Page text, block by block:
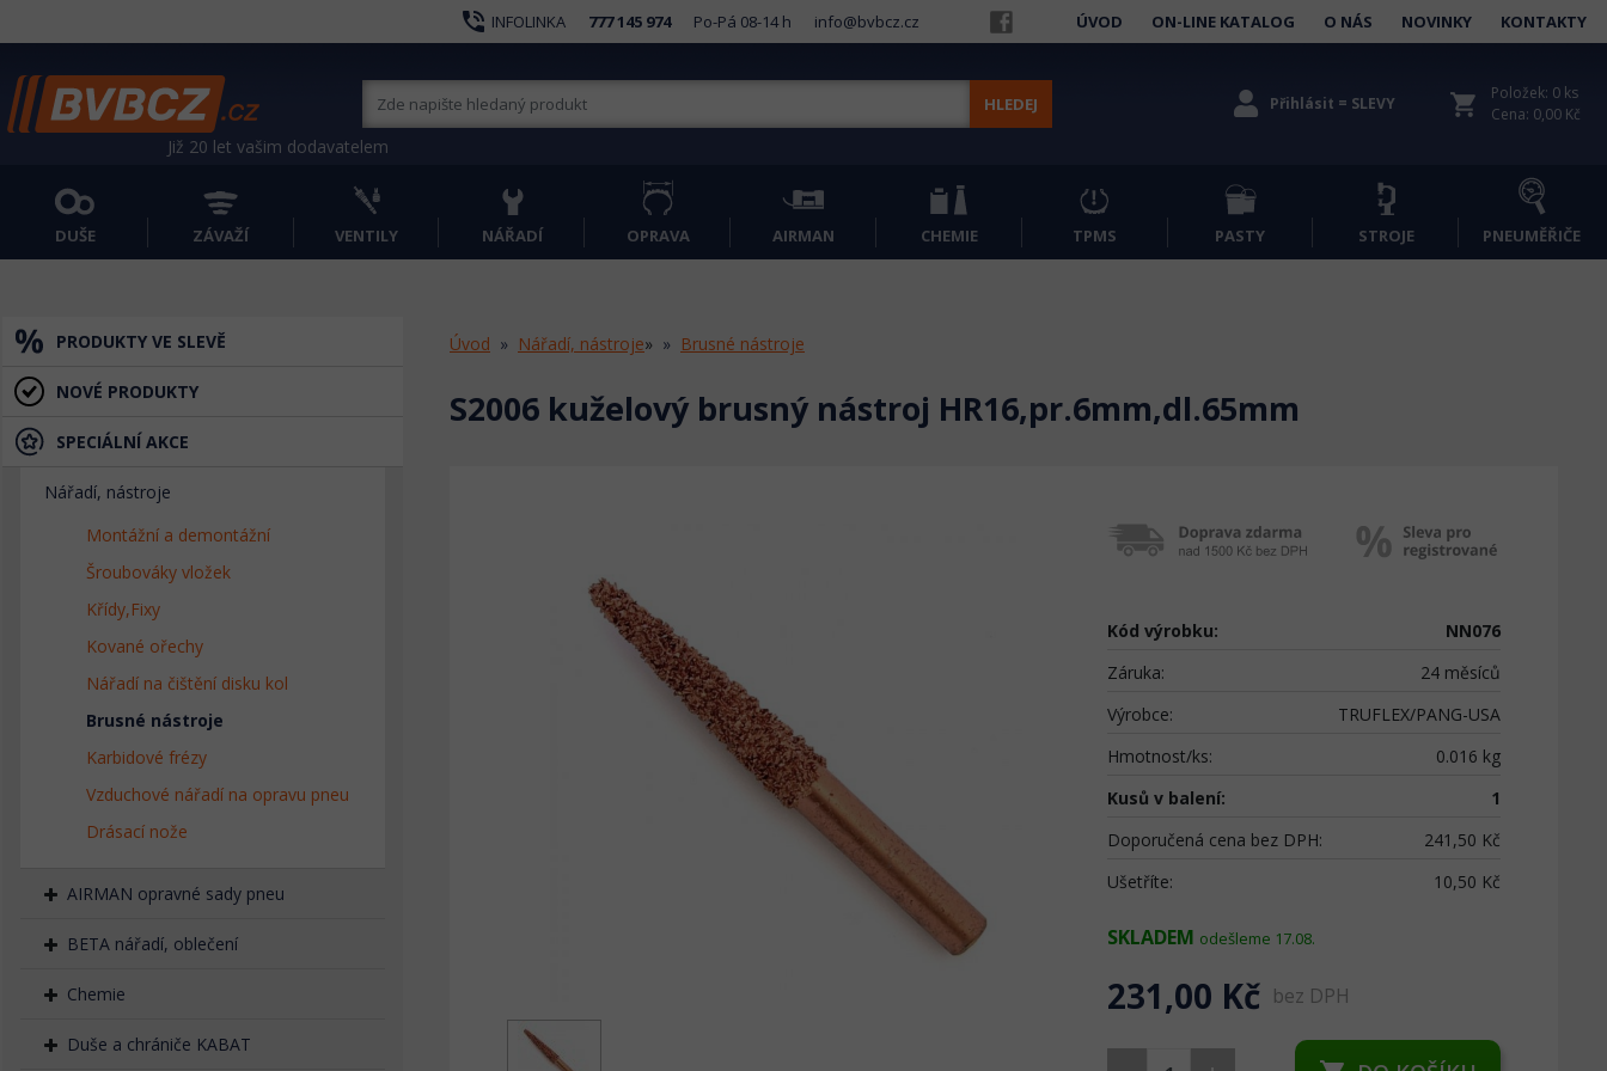
phone_in_talk INFOLINKA 777 145 974 Po-Pá 08-14 h info@bvbcz.cz ÚVOD ON-LINE KATALOG O NÁS NOVINKY KONTAKTY
Již 20 let vašim dodavatelem
HLEDEJ Přihlásit = SLEVY shopping_cart
Položek: 0 ks
Cena: 0,00 Kč
DUŠE ZÁVAŽÍ VENTILY NÁŘADÍ OPRAVA AIRMAN CHEMIE TPMS PASTY STROJE PNEUMĚŘIČE
PRODUKTY VE SLEVĚ
NOVÉ PRODUKTY
SPECIÁLNÍ AKCE
Nářadí, nástroje
Montážní a demontážní
Šroubováky vložek
Křídy,Fixy
Kované ořechy
Nářadí na čištění disku kol
Brusné nástroje
Karbidové frézy
Vzduchové nářadí na opravu pneu
Drásací nože
AIRMAN opravné sady pneu
BETA nářadí, oblečení
Chemie
Duše a chrániče KABAT
Úvod Nářadí, nástroje» Brusné nástroje
S2006 kuželový brusný nástroj HR16,pr.6mm,dl.65mm
Kód výrobku:
NN076
Záruka:
24 měsíců
Výrobce:
TRUFLEX/PANG-USA
Hmotnost/ks:
0.016 kg
Kusů v balení:
1
Doporučená cena bez DPH:
241,50 Kč
Ušetříte:
10,50 Kč
SKLADEM odešleme 17.08.
231,00 Kč bez DPH